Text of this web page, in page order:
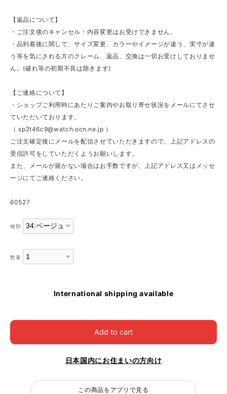
【返品について】
・ご注文後のキャンセル・内容変更はお受けできません。
・品到着後に関して、サイズ変更、カラーやイメージが違う、実寸が違
う等を気にされる方のクレーム、返品、交換は一切お受けしておりませ
ん。(破れ等の初期不良は除きます)
【ご連絡について】
・ショップご利用時にあたりご案内やお取り寄せ状況をメールにてさせ
ていただいております。
（sp2t46c9@watch.ocn.ne.jp ）
ご注文確定後にメールを配信させていただきますので、上記アドレスの
受信許可をしていただくようお願いします。
また、メールが届かない場合はお手数ですが、上記アドレス又はメッセ
ージにてご連絡ください。
60527
種類
数量
International shipping available
Add to cart
日本国内にお住まいの方向け
この商品をアプリで見る